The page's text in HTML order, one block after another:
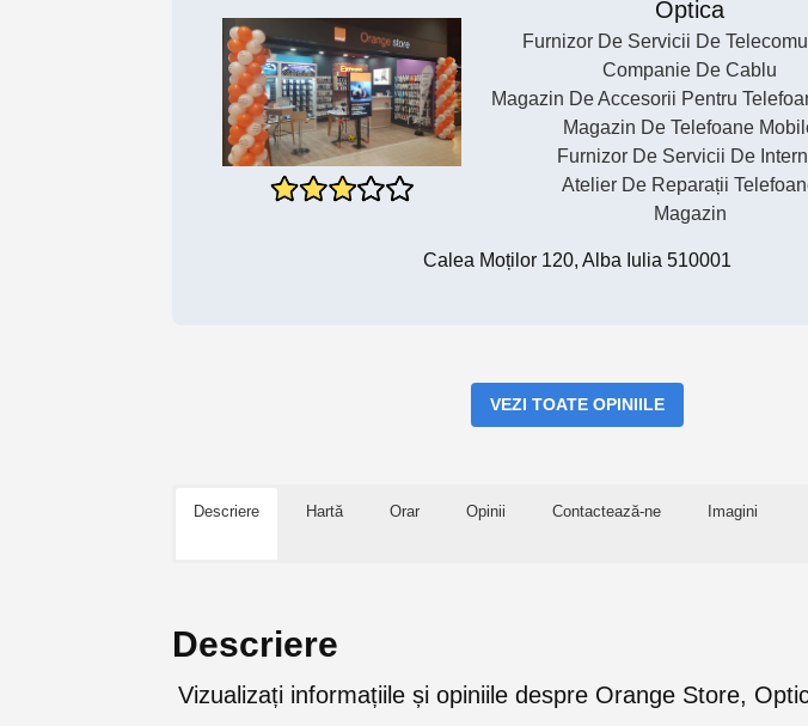
Optica
Furnizor De Servicii De
Companie De Cablu
Magazin De Accesorii Pentru
Magazin De Telefoane
Furnizor De Servicii De
Atelier De Reparații
Magazin
Calea Moților 120, Alba Iulia 510001
VEZI TOATE OPINIILE
Descriere Hartă Orar Opinii Contactează-ne Imagini
Descriere
Vizualizați informațiile și opiniile despre Orange Store,